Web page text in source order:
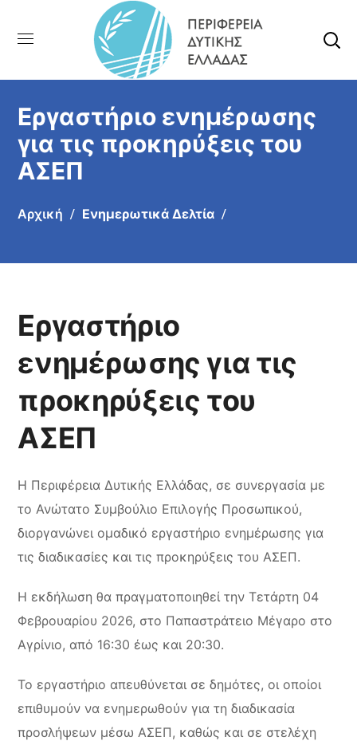
Εργαστήριο ενημέρωσης
για τις προκηρύξεις του
ΑΣΕΠ
Αρχική Ενημερωτικά Δελτία
Εργαστήριο
ενημέρωσης για τις
προκηρύξεις του
ΑΣΕΠ
Η Περιφέρεια Δυτικής Ελλάδας, σε συνεργασία με
το Ανώτατο Συμβούλιο Επιλογής Προσωπικού,
διοργανώνει ομαδικό εργαστήριο ενημέρωσης για
τις διαδικασίες και τις προκηρύξεις του ΑΣΕΠ.
Η εκδήλωση θα πραγματοποιηθεί την Τετάρτη 04
Φεβρουαρίου 2026, στο Παπαστράτειο Μέγαρο στο
Αγρίνιο, από 16:30 έως και 20:30.
Το εργαστήριο απευθύνεται σε δημότες, οι οποίοι
επιθυμούν να ενημερωθούν για τη διαδικασία
προσλήψεων μέσω ΑΣΕΠ, καθώς και σε στελέχη